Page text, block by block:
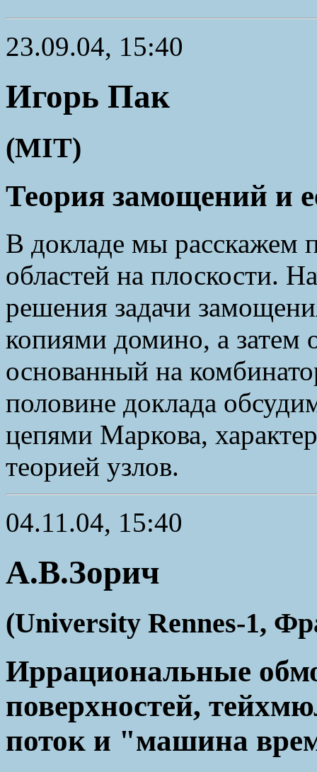
23.09.04, 15:40
Игорь Пак
(MIT)
Теория замощений и
В докладе мы расскажем
областей на плоскости.
решения задачи
копиями домино, а затем
основанный на
половине доклада
цепями Маркова,
теорией узлов.
04.11.04, 15:40
А.В.Зорич
(University Rennes-1,
Иррациональные
поверхностей,
поток и "машина